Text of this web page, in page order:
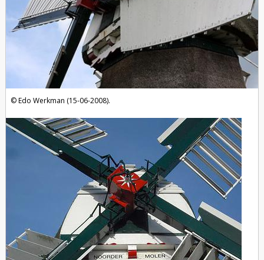
Edo Werkman (15-06-2008).